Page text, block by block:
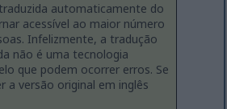
automaticamente do
acessível ao maior número
Infelizmente, a tradução
não é uma tecnologia
que podem ocorrer erros. Se
a versão original em inglês